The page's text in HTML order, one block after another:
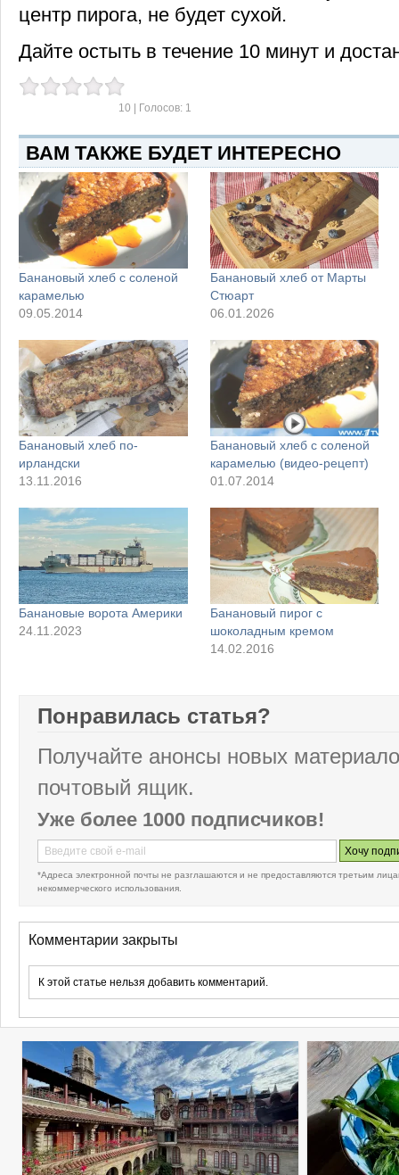
центр пирога, не будет сухой.
Дайте остыть в течение 10 минут и
10 | Голосов: 1
ВАМ ТАКЖЕ БУДЕТ ИНТЕРЕСНО
Банановый хлеб с соленой
карамелью
09.05.2014
Банановый хлеб от Марты
Стюарт
06.01.2026
Банановый хлеб по-
ирландски
13.11.2016
Банановый хлеб с соленой
карамелью (видео-рецепт)
01.07.2014
Банановые ворота Америки
24.11.2023
Банановый пирог с
шоколадным кремом
14.02.2016
Понравилась статья?
Получайте анонсы новых
почтовый ящик.
Уже более 1000 подписчиков!
*Адреса электронной почты не разглашаются и не предоставляются третьим
некоммерческого использования.
Комментарии закрыты
К этой статье нельзя добавить комментарий.